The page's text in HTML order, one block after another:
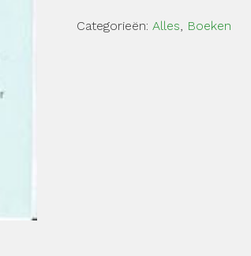
Categorieën: Alles, Boeken